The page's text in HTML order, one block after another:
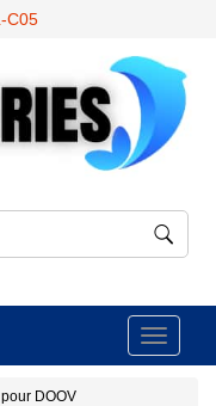
C05
Toggle
DOOV